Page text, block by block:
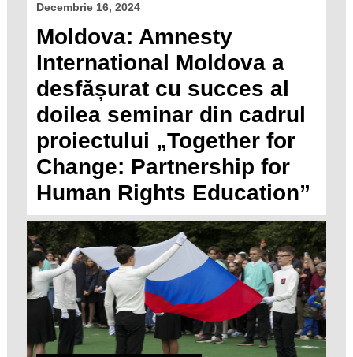
Decembrie 16, 2024
Moldova: Amnesty
International Moldova a
desfășurat cu succes al
doilea seminar din cadrul
proiectului „Together for
Change: Partnership for
Human Rights Education”